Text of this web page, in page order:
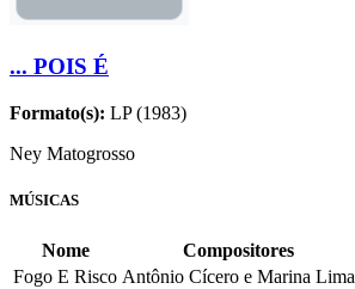
... POIS É
Formato(s): LP (1983)
Ney Matogrosso
MÚSICAS
Nome
Compositores
Fogo E Risco Antônio Cícero e Marina Lima